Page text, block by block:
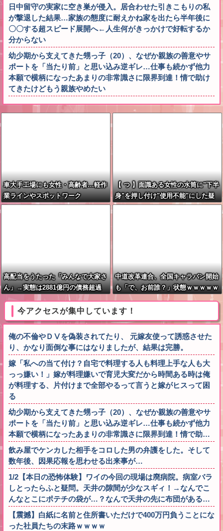
日中留守の実家に空き巣が侵入。居合わせた引きこもりの私
が撃退した結果…家族の態度に耐えかね家を出たら半年後に
〇〇する超スピード展開へ←人生何がきっかけで好転するか
分からない
幼少期から支えてきた甥っ子（20）、なぜか親族の善意やサ
ポートを「当たり前」と思い込み逆ギレ…仕事も続かず他力
本願で横柄になったあまりの非常識さに限界到達！情で助け
てきたけどもう親族やめたい
車大手工場にも女性・高齢者…軽作
業ラインやスポットワーク
【 つ 】面識ある女性の水筒に"下半
身"を押し付け"使用不能"にした疑
い 66歳男を「器物損壊」容疑で逮
高配当をうたった「みんなで大家さ
ん」→実態は2881億円の債務超過
中道改革連合、全国キャラバン開始
も「で、お前誰？」状態ｗｗｗｗｗ
今アクセスが集中しています！
俺の不倫やＤⅤを偽装されてたり、 元嫁友使って誘惑させた
り、かなり面倒な事にはなりましたが、結果は完勝。
嫁「私への当て付け？自宅で料理する人も料理上手な人も大
っっ嫌い！」嫁が料理嫌いで育児大変だから時間ある時は俺
が料理する、片付けまで全部やるって言うと嫁がヒスって困
る
幼少期から支えてきた甥っ子（20）、なぜか親族の善意やサ
ポートを「当たり前」と思い込み逆ギレ…仕事も続かず他力
本願で横柄になったあまりの非常識さに限界到達！情で助…
飲み屋でケンカした相手をコロした男の弁護をした。そして
数年後、因果応報を思わせる出来事が…
1/2【本日の恐怖体験】ワイの今回の現場は廃病院。病室バラ
しとったらふと疑問。天井の隙間が少なスギィ！→なんでこ
んなとこにポテチの袋が…？なんで天井の先に布団がある…
【震撼】白紙に名前と住所書いただけで400万円負うことにな
った社員たちの末路ｗｗｗｗ